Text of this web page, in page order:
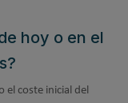
hoy o en el
el coste inicial del